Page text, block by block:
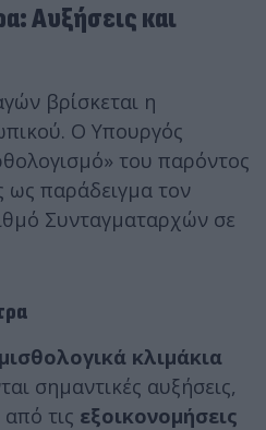
Αυξήσεις και
βρίσκεται η
Ο Υπουργός
του παρόντος
ως παράδειγμα τον
Συνταγματαρχών σε
κλιμάκια
σημαντικές αυξήσεις,
τις εξοικονομήσεις